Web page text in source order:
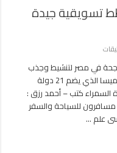
مغلقة
تسويقية جيدة
يطالبون
بوضع
خطط
تسويقية
جيدة
في مصر لتنشيط وجذب
السياحة الافريقية ضرورة * ولدينا تجمع الكوميسا الذي يضم 21 دولة
السمراء كتب – أحمد رزق :
للسياحة والسفر
علم …